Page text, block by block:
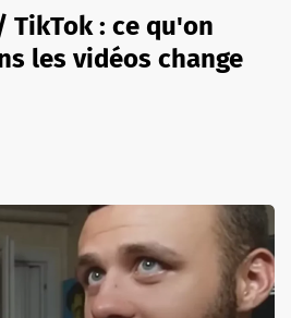
TikTok : ce qu'on
les vidéos change